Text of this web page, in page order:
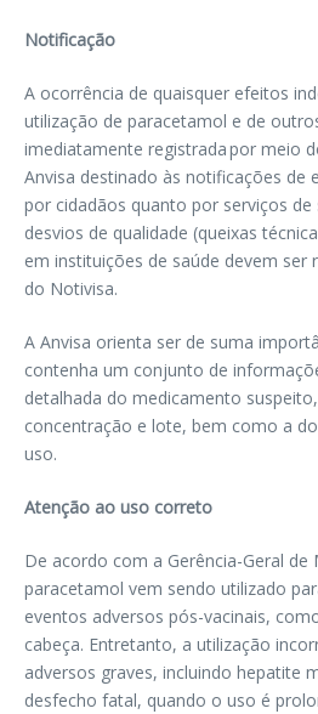
Notificação
A ocorrência de quaisquer efeitos
utilização de paracetamol e de
imediatamente registrada por meio
Anvisa destinado às notificações de
por cidadãos quanto por serviços de
desvios de qualidade (queixas
em instituições de saúde devem ser
do Notivisa.
A Anvisa orienta ser de suma
contenha um conjunto de
detalhada do medicamento
concentração e lote, bem como a
uso.
Atenção ao uso correto
De acordo com a Gerência-Geral
paracetamol vem sendo utilizado
eventos adversos pós-vacinais,
cabeça. Entretanto, a utilização
adversos graves, incluindo hepatite
desfecho fatal, quando o uso é